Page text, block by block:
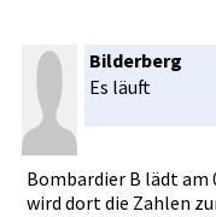
Bilderberg
Es läuft
Bombardier­ B lädt am
wird dort die Zahlen